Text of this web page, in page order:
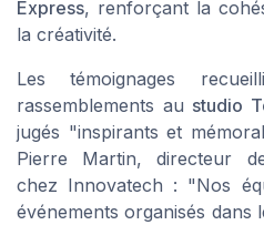
Express, renforçant la
la créativité.
Les témoignages
rassemblements au studio
jugés "inspirants et
Pierre Martin, directeur
chez Innovatech : "Nos
événements organisés dans